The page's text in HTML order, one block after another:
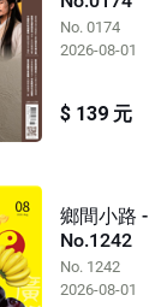
No. 0174
2026-08-01
$ 139 元
鄉間小路 -
No.1242
No. 1242
2026-08-01